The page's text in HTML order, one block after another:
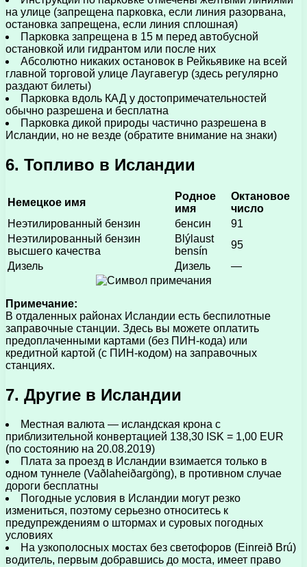
на улице (запрещена парковка, если линия разорвана,
остановка запрещена, если линия сплошная)
Парковка запрещена в 15 м перед автобусной
остановкой или гидрантом или после них
Абсолютно никаких остановок в Рейкьявике на всей
главной торговой улице Лаугавегур (здесь регулярно
раздают билеты)
Парковка вдоль КАД у достопримечательностей
обычно разрешена и бесплатна
Парковка дикой природы частично разрешена в
Исландии, но не везде (обратите внимание на знаки)
6. Топливо в Исландии
Немецкое имя
Родное
имя
Октановое
число
Неэтилированный бензин
бенсин
91
Неэтилированный бензин
высшего качества
Blýlaust
bensín
95
Дизель
Дизель —
Примечание:
В отдаленных районах Исландии есть беспилотные
заправочные станции. Здесь вы можете оплатить
предоплаченными картами (без ПИН-кода) или
кредитной картой (с ПИН-кодом) на заправочных
станциях.
7. Другие в Исландии
Местная валюта — исландская крона с
приблизительной конвертацией 138,30 ISK = 1,00 EUR
(по состоянию на 20.08.2019)
Плата за проезд в Исландии взимается только в
одном туннеле (Vaðlaheiðargöng), в противном случае
дороги бесплатны
Погодные условия в Исландии могут резко
измениться, поэтому серьезно относитесь к
предупреждениям о штормах и суровых погодных
условиях
На узкополосных мостах без светофоров (Einreið Brú)
водитель, первым добравшись до моста, имеет право